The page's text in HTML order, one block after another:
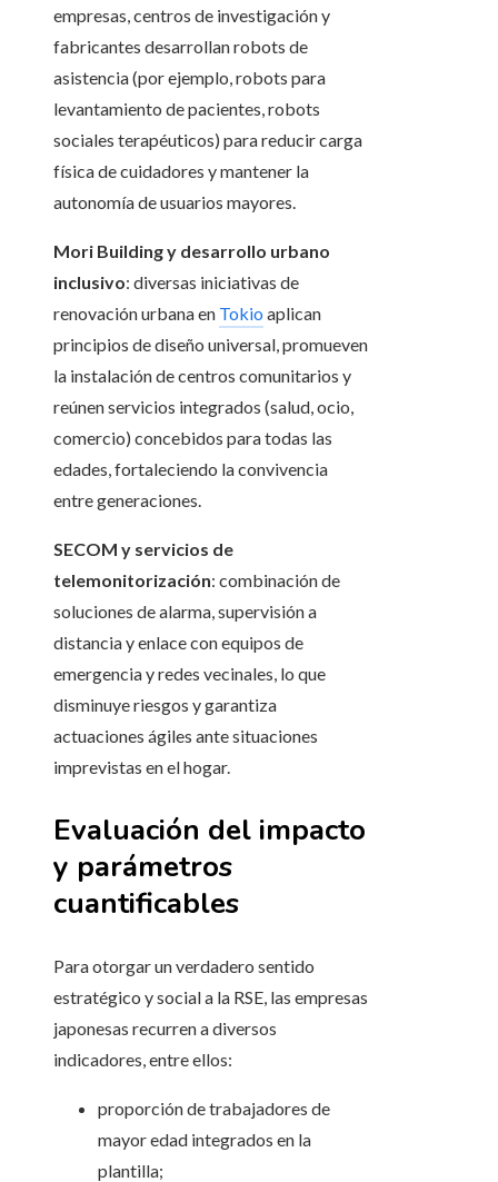
empresas, centros de investigación y
fabricantes desarrollan robots de
asistencia (por ejemplo, robots para
levantamiento de pacientes, robots
sociales terapéuticos) para reducir carga
física de cuidadores y mantener la
autonomía de usuarios mayores.
Mori Building y desarrollo urbano
inclusivo: diversas iniciativas de
renovación urbana en Tokio aplican
principios de diseño universal, promueven
la instalación de centros comunitarios y
reúnen servicios integrados (salud, ocio,
comercio) concebidos para todas las
edades, fortaleciendo la convivencia
entre generaciones.
SECOM y servicios de
telemonitorización: combinación de
soluciones de alarma, supervisión a
distancia y enlace con equipos de
emergencia y redes vecinales, lo que
disminuye riesgos y garantiza
actuaciones ágiles ante situaciones
imprevistas en el hogar.
Evaluación del impacto
y parámetros
cuantificables
Para otorgar un verdadero sentido
estratégico y social a la RSE, las empresas
japonesas recurren a diversos
indicadores, entre ellos:
proporción de trabajadores de
mayor edad integrados en la
plantilla;